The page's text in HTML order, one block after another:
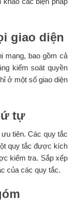
giao diện
mạng, bao gồm cả
kiểm soát quyền
ở một số giao diện
tự
tiên. Các quy tắc
quy tắc được kích
kiểm tra. Sắp xếp
của các quy tắc.